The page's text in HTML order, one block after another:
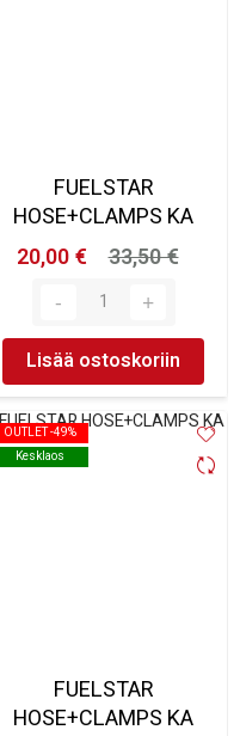
FUELSTAR
HOSE+CLAMPS KA
20,00 €
33,50 €
Lisää ostoskoriin
OUTLET -49%
Kesklaos
OUTLET -49%
Kesklaos
FUELSTAR
HOSE+CLAMPS KA